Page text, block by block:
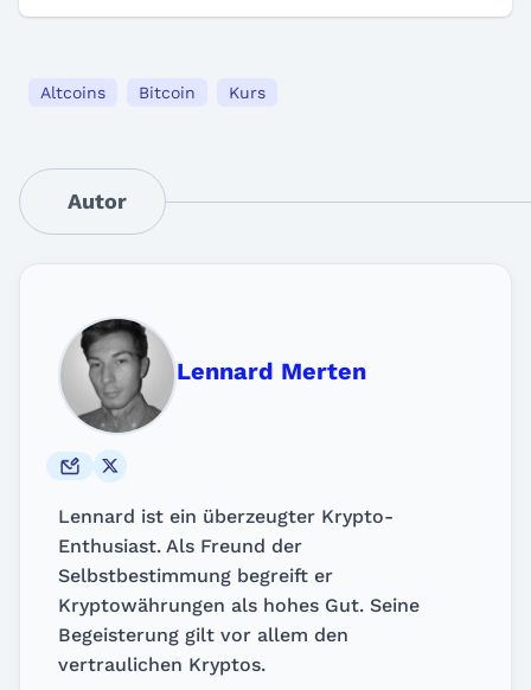
Altcoins Bitcoin Kurs
Autor
Lennard Merten
Lennard ist ein überzeugter Krypto-
Enthusiast. Als Freund der
Selbstbestimmung begreift er
Kryptowährungen als hohes Gut. Seine
Begeisterung gilt vor allem den
vertraulichen Kryptos.